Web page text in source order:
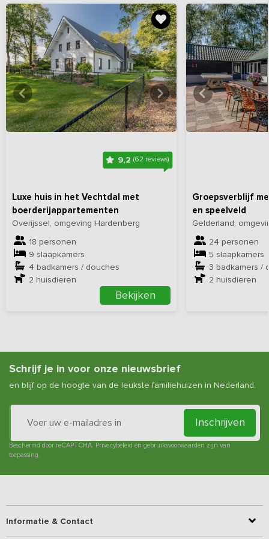
9,2 (62 reviews)
Luxe huis in het Vechtdal met
boerderijappartementen
Overijssel, omgeving Hardenberg
18 personen
9 slaapkamers
4 badkamers / douches
2 huisdieren
Bekijken
Bekijkhieralle foto's
Groepsverblijf
en speelveld
Gelderland,
24 personen
5 slaapkamers
3 badkamers /
2 huisdieren
Bekijk
Schrijf je in voor onze nieuwsbrief
en blijf op de hoogte van de leukste familiehuizen in Nederland.
Inschrijven
Beschermd door reCAPTCHA. Privacybeleid en gebruiksvoorwaarden zijn van
toepassing.
Informatie & Contact